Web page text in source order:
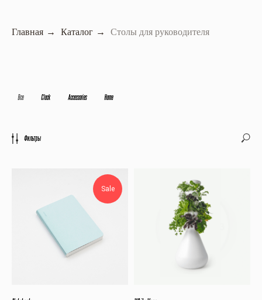
Главная → Каталог → Столы для руководителя
Все Clock Accessories Home
Фильтры
Sale